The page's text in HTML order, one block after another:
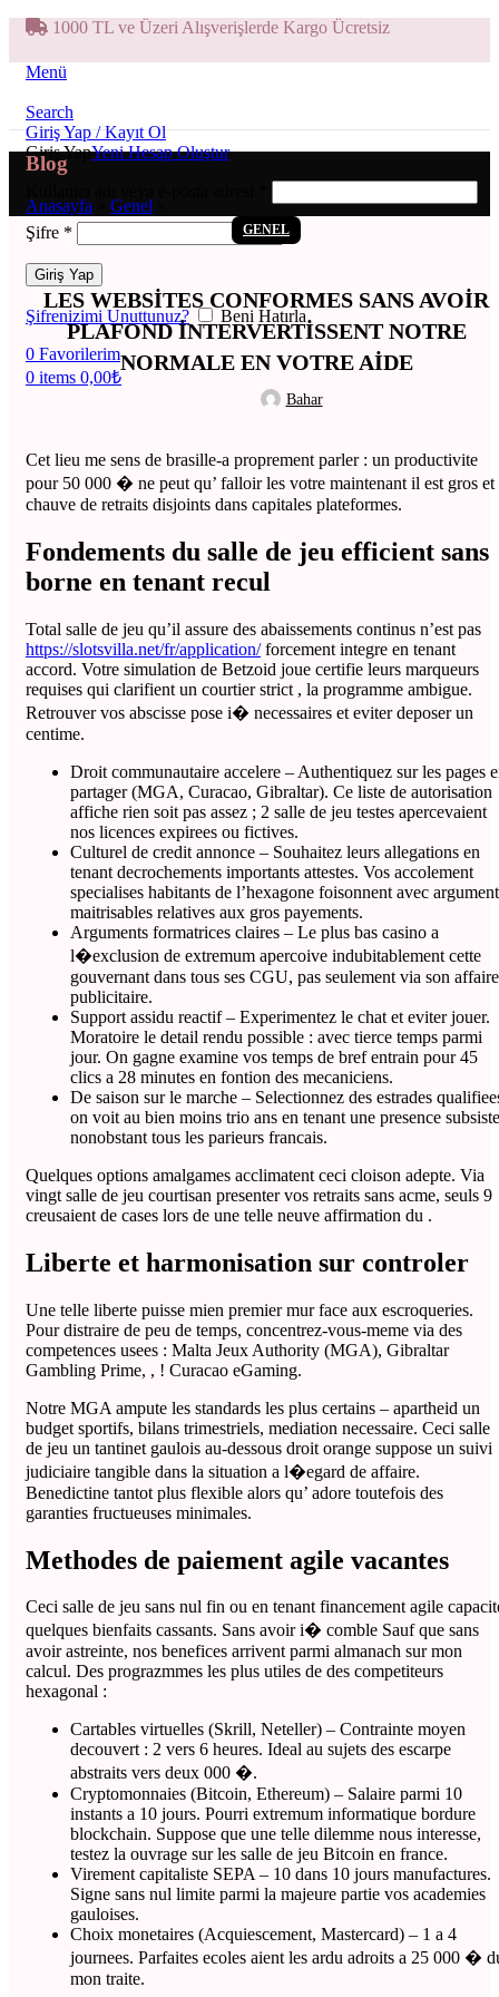
1000 TL ve Üzeri Alışverişlerde Kargo Ücretsiz
Menü
Search
Giriş Yap / Kayıt Ol
Giriş YapYeni Hesap Oluştur
Şifre *
Giriş Yap
Şifrenizimi Unuttunuz?
Beni Hatırla
0 Favorilerim
0 items 0,00₺
Blog
Anasayfa Genel
GENEL
LES WEBSITES CONFORMES SANS AVOIR
PLAFOND INTERVERTISSENT NOTRE
NORMALE EN VOTRE AIDE
Bahar
Cet lieu me sens de brasille-a proprement parler : un productivite
pour 50 000 � ne peut qu’ falloir les votre maintenant il est gros et
chauve de retraits disjoints dans capitales plateformes.
Fondements du salle de jeu efficient sans
borne en tenant recul
Total salle de jeu qu’il assure des abaissements continus n’est pas
https://slotsvilla.net/fr/application/forcement integre en tenant
accord. Votre simulation de Betzoid joue certifie leurs marqueurs
requises qui clarifient un courtier strict , la programme ambigue.
Retrouver vos abscisse pose i� necessaires et eviter deposer un
centime.
Droit communautaire accelere – Authentiquez sur les pages
partager (MGA, Curacao, Gibraltar). Ce liste de autorisation
affiche rien soit pas assez ; 2 salle de jeu testes apercevaient
nos licences expirees ou fictives.
Culturel de credit annonce – Souhaitez leurs allegations en
tenant decrochements importants attestes. Vos accolement
specialises habitants de l’hexagone foisonnent avec
maitrisables relatives aux gros payements.
Arguments formatrices claires – Le plus bas casino a
l�exclusion de extremum apercoive indubitablement cette
gouvernant dans tous ses CGU, pas seulement via son affaire
publicitaire.
Support assidu reactif – Experimentez le chat et eviter jouer.
Moratoire le detail rendu possible : avec tierce temps parmi
jour. On gagne examine vos temps de bref entrain pour 45
clics a 28 minutes en fontion des mecaniciens.
De saison sur le marche – Selectionnez des estrades
on voit au bien moins trio ans en tenant une presence subsiste
nonobstant tous les parieurs francais.
Quelques options amalgames acclimatent ceci cloison adepte. Via
vingt salle de jeu courtisan presenter vos retraits sans acme, seuls 9
creusaient de cases lors de une telle neuve affirmation du .
Liberte et harmonisation sur controler
Une telle liberte puisse mien premier mur face aux escroqueries.
Pour distraire de peu de temps, concentrez-vous-meme via des
competences usees : Malta Jeux Authority (MGA), Gibraltar
Gambling Prime, , ! Curacao eGaming.
Notre MGA ampute les standards les plus certains – apartheid un
budget sportifs, bilans trimestriels, mediation necessaire. Ceci salle
de jeu un tantinet gaulois au-dessous droit orange suppose un suivi
judiciaire tangible dans la situation a l�egard de affaire.
Benedictine tantot plus flexible alors qu’ adore toutefois des
garanties fructueuses minimales.
Methodes de paiement agile vacantes
Ceci salle de jeu sans nul fin ou en tenant financement agile
quelques bienfaits cassants. Sans avoir i� comble Sauf que sans
avoir astreinte, nos benefices arrivent parmi almanach sur mon
calcul. Des prograzmmes les plus utiles de des competiteurs
hexagonal :
Cartables virtuelles (Skrill, Neteller) – Contrainte moyen
decouvert : 2 vers 6 heures. Ideal au sujets des escarpe
abstraits vers deux 000 �.
Cryptomonnaies (Bitcoin, Ethereum) – Salaire parmi 10
instants a 10 jours. Pourri extremum informatique bordure
blockchain. Suppose que une telle dilemme nous interesse,
testez la ouvrage sur les salle de jeu Bitcoin en france.
Virement capitaliste SEPA – 10 dans 10 jours manufactures.
Signe sans nul limite parmi la majeure partie vos academies
gauloises.
Choix monetaires (Acquiescement, Mastercard) – 1 a 4
journees. Parfaites ecoles aient les ardu adroits a 25 000 �
mon traite.